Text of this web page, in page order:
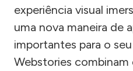
experiência visual
uma nova maneira de
importantes para o
Webstories combinam